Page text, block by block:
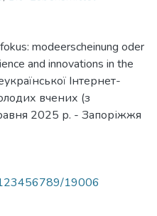
modeerscheinung oder
and innovations in the
Інтернет-
вчених (з
2025 р. - Запоріжжя
19006